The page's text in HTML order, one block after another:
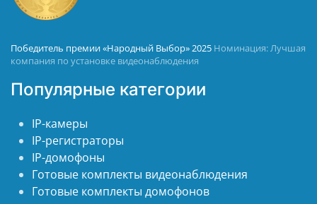
Победитель премии «Народный Выбор» 2025 Номинация: Лучшая
компания по установке видеонаблюдения
Популярные категории
IP-камеры
IP-регистраторы
IP-домофоны
Готовые комплекты видеонаблюдения
Готовые комплекты домофонов